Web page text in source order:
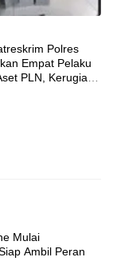
Polres
Empat Pelaku
PLN, Kerugian
Rp 3 Milyar
Mulai
Ambil Peran